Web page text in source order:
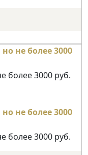
более 3000 руб.
более 3000 руб.